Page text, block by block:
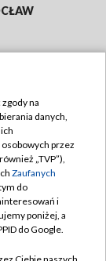
na
danych,
przez
„TVP”),
Zaufanych
do
i
poniżej, a
do Google.